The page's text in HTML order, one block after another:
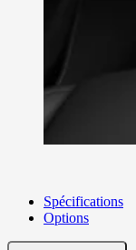
Spécifications
Options